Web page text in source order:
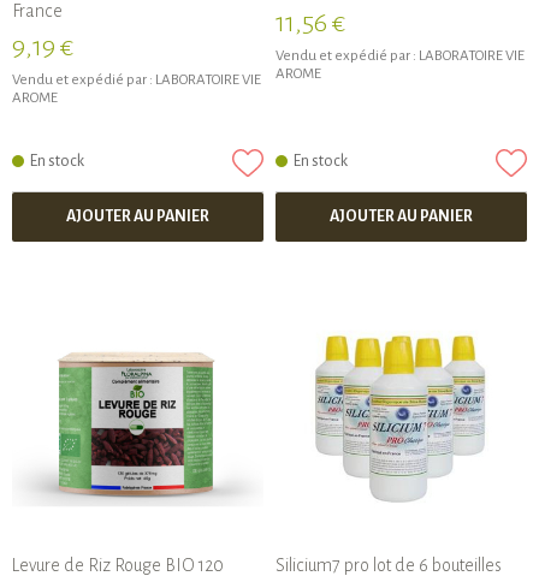
France
9,19 €
Vendu et expédié par : LABORATOIRE VIE
AROME
En stock
AJOUTER AU PANIER
11,56 €
Vendu et expédié par : LABORATOIRE VIE
AROME
En stock
AJOUTER AU PANIER
Levure de Riz Rouge BIO 120
Silicium7 pro lot de 6 bouteilles